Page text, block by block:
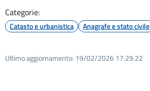
Categorie:
Catasto e urbanistica Anagrafe e stato civile
Ultimo aggiornamento: 19/02/2026 17:29.22